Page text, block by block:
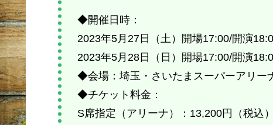
◆開催日時：
2023年5月27日（土）開場17:00/開演
2023年5月28日（日）開場17:00/開演
◆会場：埼玉・さいたまスーパーアリー
◆チケット料金：
S席指定（アリーナ）：13,200円（税込）